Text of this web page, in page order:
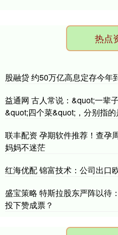
热点
股融贷 约50万亿高息定存今年
益通网 古人常说：&quot;一辈
&quot;四个菜&quot;，分别指
联丰配资 孕期软件推荐！查孕
妈妈不迷茫
红海优配 锦富技术：公司出口
盛宝策略 特斯拉股东严阵以待
投下赞成票？